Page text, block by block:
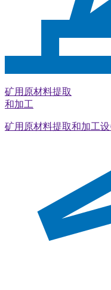
矿用原材料提取
和加工
矿用原材料提取和加工设